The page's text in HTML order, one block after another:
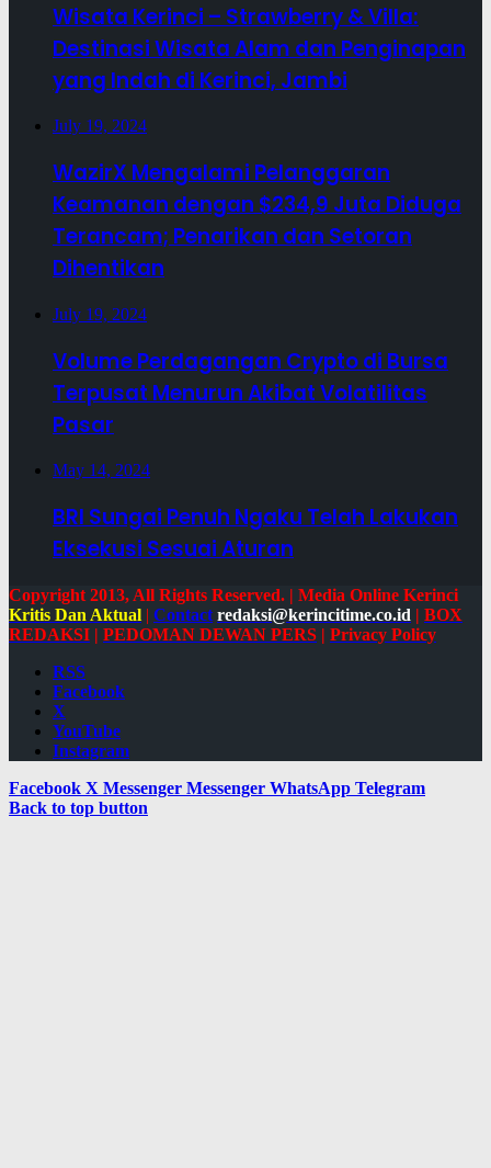
Wisata Kerinci – Strawberry & Villa:
Destinasi Wisata Alam dan Penginapan
yang Indah di Kerinci, Jambi
July 19, 2024
WazirX Mengalami Pelanggaran
Keamanan dengan $234,9 Juta Diduga
Terancam; Penarikan dan Setoran
Dihentikan
July 19, 2024
Volume Perdagangan Crypto di Bursa
Terpusat Menurun Akibat Volatilitas
Pasar
May 14, 2024
BRI Sungai Penuh Ngaku Telah Lakukan
Eksekusi Sesuai Aturan
Copyright 2013, All Rights Reserved. | Media Online Kerinci
Kritis Dan Aktual | Contact redaksi@kerincitime.co.id | BOX
REDAKSI | PEDOMAN DEWAN PERS | Privacy Policy
RSS
Facebook
X
YouTube
Instagram
Facebook X Messenger Messenger WhatsApp Telegram
Back to top button